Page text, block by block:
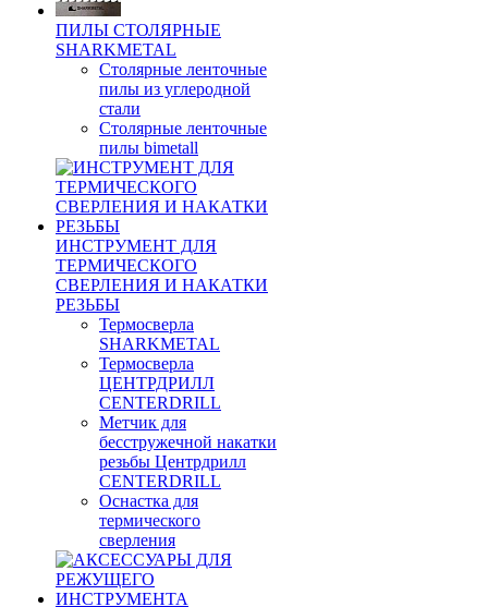
ПИЛЫ СТОЛЯРНЫЕ
SHARKMETAL
Столярные ленточные
пилы из углеродной
стали
Столярные ленточные
пилы bimetall
ИНСТРУМЕНТ ДЛЯ
ТЕРМИЧЕСКОГО
СВЕРЛЕНИЯ И НАКАТКИ
РЕЗЬБЫ
Термосверла
SHARKMETAL
Термосверла
ЦЕНТРДРИЛЛ
CENTERDRILL
Метчик для
бесстружечной накатки
резьбы Центрдрилл
CENTERDRILL
Оснастка для
термического
сверления